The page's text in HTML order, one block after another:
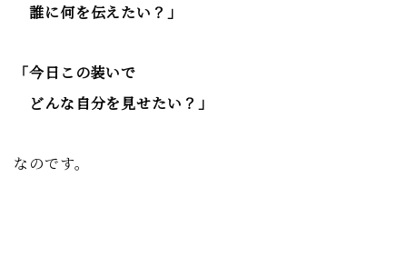
誰に何を伝えたい？」
「今日この装いで
どんな自分を見せたい？」
なのです。